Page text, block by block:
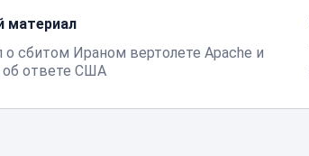
материал
о сбитом Ираном вертолете Apache и
об ответе США